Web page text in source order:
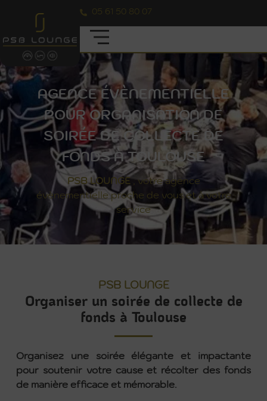
05 61 50 80 07
AGENCE ÉVÈNEMENTIELLE
POUR ORGANISATION DE
SOIRÉE DE COLLECTE DE
FONDS À TOULOUSE
PSB LOUNGE, votre agence
évènementielle proche de vous et à votre
service
PSB LOUNGE
Organiser un soirée de collecte de
fonds à Toulouse
Organisez une soirée élégante et impactante
pour soutenir votre cause et récolter des fonds
de manière efficace et mémorable.